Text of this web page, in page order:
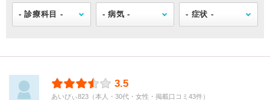
3.5
あいびぃ823（本人・30代・女性・掲載口コミ43件）